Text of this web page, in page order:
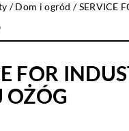
/Dom i ogród /SERVICE
FOR
OŻÓG